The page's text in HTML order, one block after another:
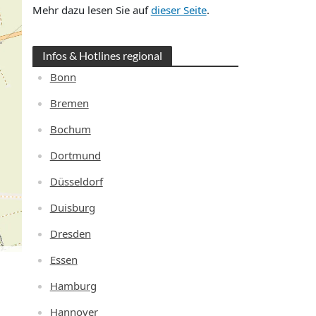
Mehr dazu lesen Sie aufdieser Seite.
Infos & Hotlines regional
Bonn
Bremen
Bochum
Dortmund
Düsseldorf
Duisburg
Dresden
Essen
Hamburg
Hannover